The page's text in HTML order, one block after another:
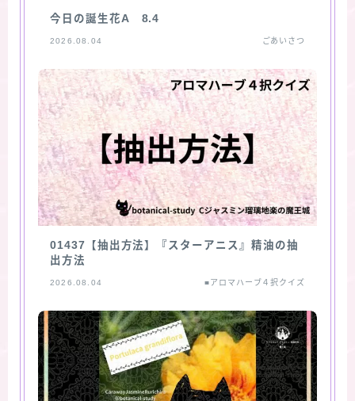
今日の誕生花A 8.4
2026.08.04 ごあいさつ
01437【抽出方法】『スターアニス』精油の抽
出方法
2026.08.04 ■アロマハーブ４択クイズ